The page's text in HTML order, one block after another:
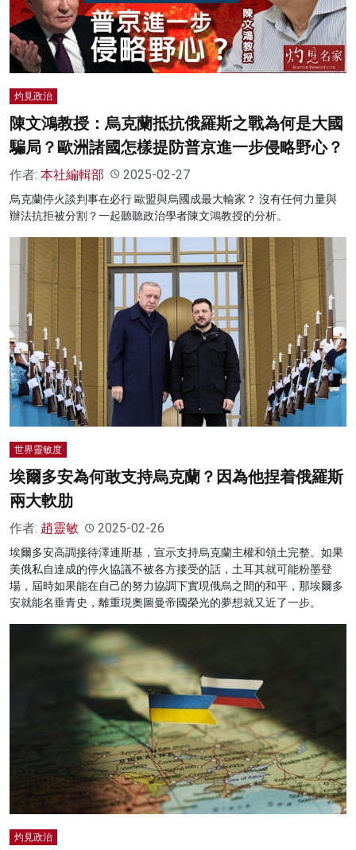
灼見政治
陳文鴻教授：烏克蘭抵抗俄羅斯之戰為何是大國
騙局？歐洲諸國怎樣提防普京進一步侵略野心？
作者: 本社編輯部 2025-02-27
烏克蘭停火談判事在必行 歐盟與烏國成最大輸家？ 沒有任何力量與
辦法抗拒被分割？一起聽聽政治學者陳文鴻教授的分析。
世界靈敏度
埃爾多安為何敢支持烏克蘭？因為他捏着俄羅斯
兩大軟肋
作者: 趙靈敏 2025-02-26
埃爾多安高調接待澤連斯基，宣示支持烏克蘭主權和領土完整。如果
美俄私自達成的停火協議不被各方接受的話，土耳其就可能粉墨登
場，屆時如果能在自己的努力協調下實現俄烏之間的和平，那埃爾多
安就能名垂青史，離重現奧圖曼帝國榮光的夢想就又近了一步。
灼見政治